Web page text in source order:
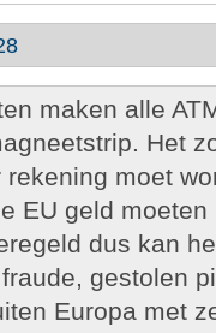
maken alle
Het
moet
EU geld
dus kan
gestolen
Europa met